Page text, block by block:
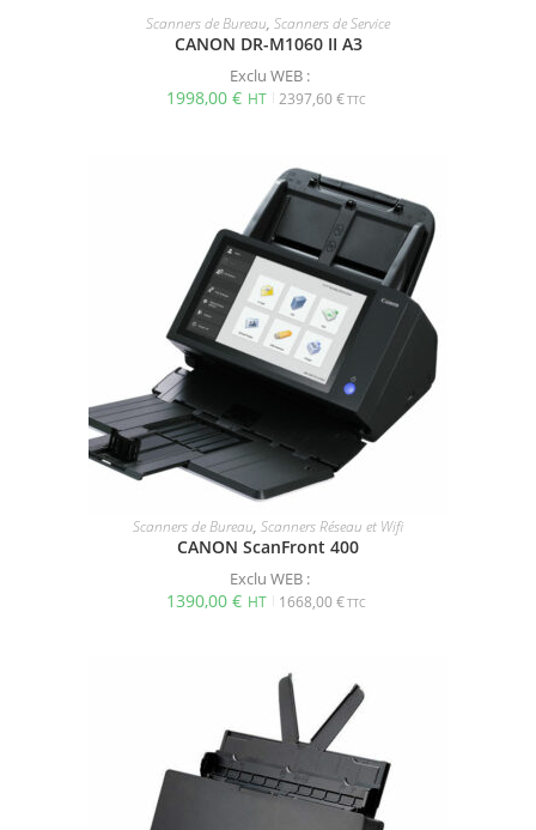
Scanners de Bureau, Scanners de Service
CANON DR-M1060 II A3
Exclu WEB :
1998,00 € 2397,60 €
Scanners de Bureau, Scanners Réseau et Wifi
CANON ScanFront 400
Exclu WEB :
1390,00 € 1668,00 €